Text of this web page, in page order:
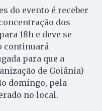
do evento é receber
dos
18h e deve se
continuará
para que a
de Goiânia)
domingo, pela
no local.